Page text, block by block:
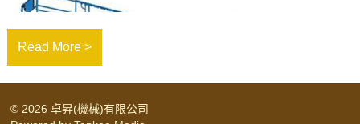
Read More >
© 2026 卓昇(機械)有限公司